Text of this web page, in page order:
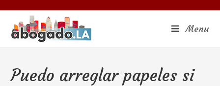
Menu
Puedo arreglar papeles si